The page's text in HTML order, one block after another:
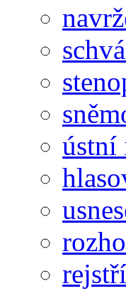
ústní